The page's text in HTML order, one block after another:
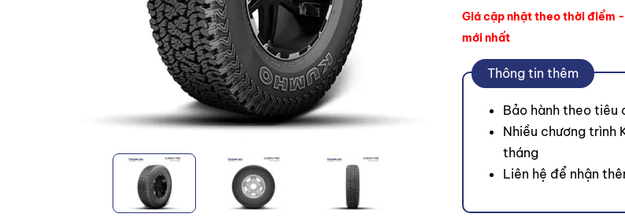
Giá cập nhật theo thời điểm
mới nhất
Thông tin thêm
Bảo hành theo tiêu
Nhiều chương trình
tháng
Liên hệ để nhận